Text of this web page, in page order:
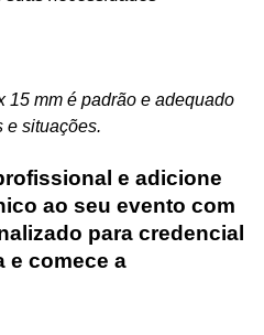
15 mm é padrão e adequado
e situações.
e adicione
ao seu evento com
para credencial
e comece a